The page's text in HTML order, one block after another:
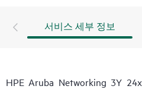
서비스 세부 정보
HPE Aruba Networking 3Y